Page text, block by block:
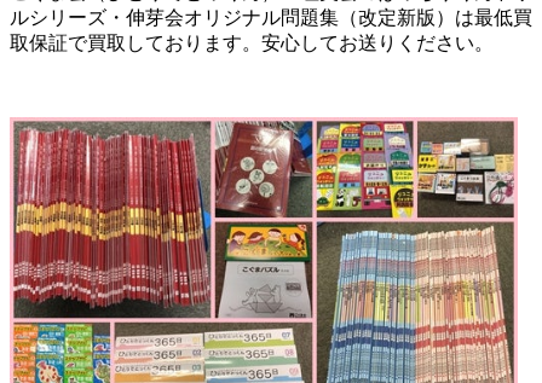
ルシリーズ・伸芽会オリジナル問題集（改定新版）は最低買
取保証で買取しております。安心してお送りください。